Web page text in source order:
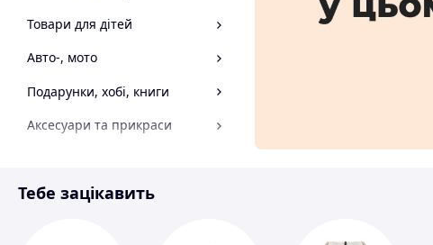
Товари для дітей
Авто-, мото
Подарунки, хобі, книги
Аксесуари та прикраси
Спорт і відпочинок
Тебе зацікавить